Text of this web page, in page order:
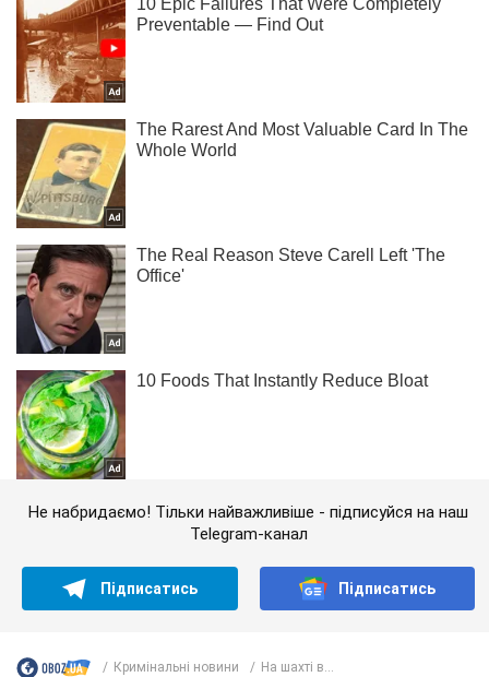
Не набридаємо! Тільки найважливіше - підписуйся на наш
Telegram-канал
Підписатись Підписатись
Кримінальні новини На шахті в...